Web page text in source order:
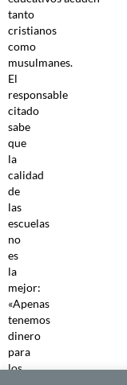
tanto
cristianos
como
musulmanes.
El
responsable
citado
sabe
que
la
calidad
de
las
escuelas
no
es
la
mejor:
«Apenas
tenemos
dinero
para
los